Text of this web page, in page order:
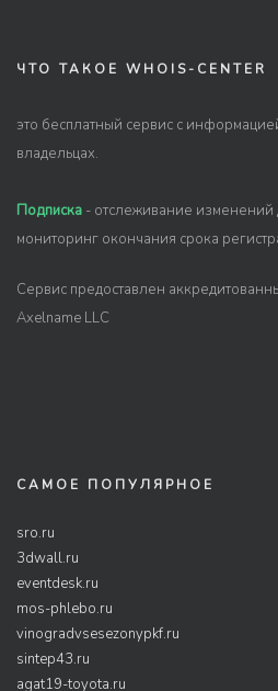
ЧТО ТАКОЕ WHOIS-CENTER
это бесплатный сервис с
владельцах.
Подписка - отслеживание
мониторинг окончания срока
Сервис предоставлен
Axelname LLC
САМОЕ ПОПУЛЯРНОЕ
sro.ru
3dwall.ru
eventdesk.ru
mos-phlebo.ru
vinogradvsesezonypkf.ru
sintep43.ru
agat19-toyota.ru